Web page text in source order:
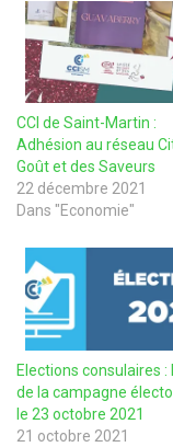
CCI de Saint-Martin :
Adhésion au réseau
Goût et des Saveurs
22 décembre 2021
Dans "Economie"
Elections consulaires :
de la campagne
le 23 octobre 2021
21 octobre 2021